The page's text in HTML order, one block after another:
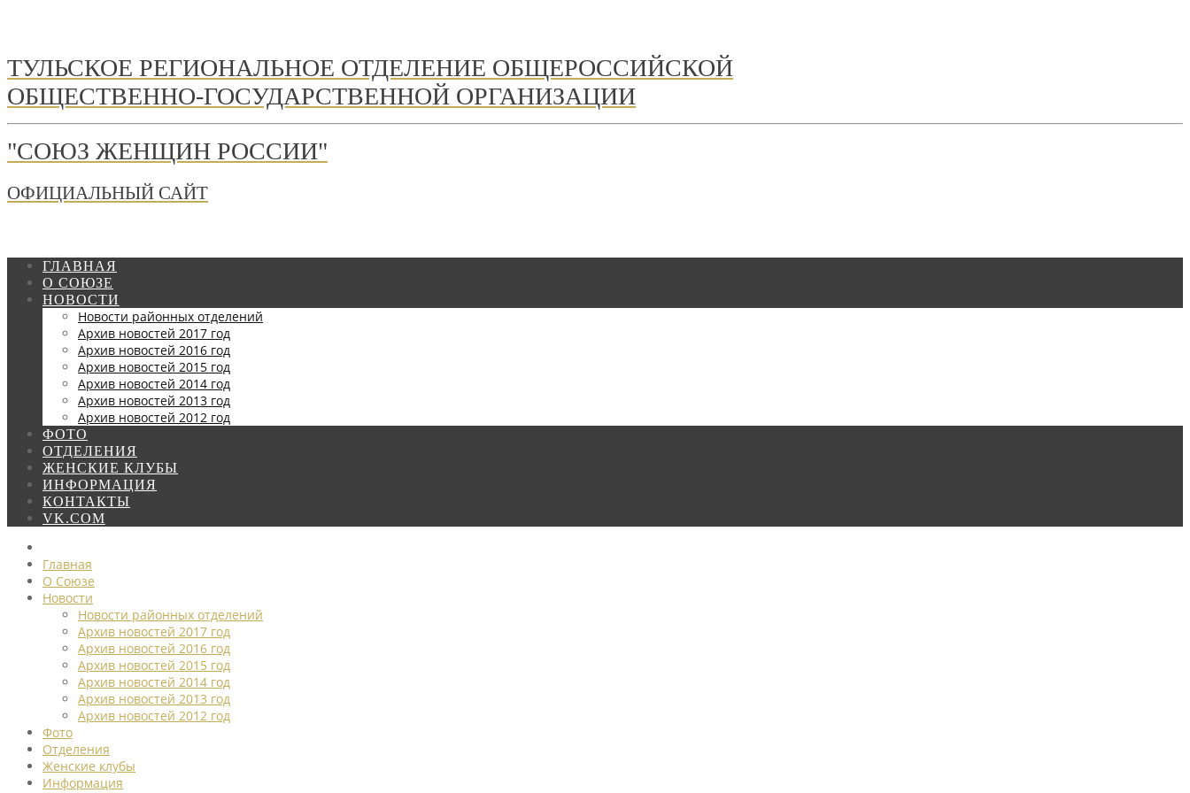
ТУЛЬСКОЕ РЕГИОНАЛЬНОЕ ОТДЕЛЕНИЕ ОБЩЕРОССИЙСКОЙ
ОБЩЕСТВЕННО-ГОСУДАРСТВЕННОЙ ОРГАНИЗАЦИИ
"СОЮЗ ЖЕНЩИН РОССИИ"
ОФИЦИАЛЬНЫЙ САЙТ
ГЛАВНАЯ
О СОЮЗЕ
НОВОСТИ
Новости районных отделений
Архив новостей 2017 год
Архив новостей 2016 год
Архив новостей 2015 год
Архив новостей 2014 год
Архив новостей 2013 год
Архив новостей 2012 год
ФОТО
ОТДЕЛЕНИЯ
ЖЕНСКИЕ КЛУБЫ
ИНФОРМАЦИЯ
КОНТАКТЫ
VK.COM
Главная
О Союзе
Новости
Новости районных отделений
Архив новостей 2017 год
Архив новостей 2016 год
Архив новостей 2015 год
Архив новостей 2014 год
Архив новостей 2013 год
Архив новостей 2012 год
Фото
Отделения
Женские клубы
Информация